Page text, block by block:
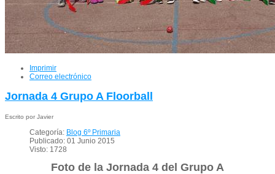
Imprimir
Correo electrónico
Jornada 4 Grupo A Floorball
Escrito por Javier
Categoría: Blog 6º Primaria
Publicado: 01 Junio 2015
Visto: 1728
Foto de la Jornada 4 del Grupo A